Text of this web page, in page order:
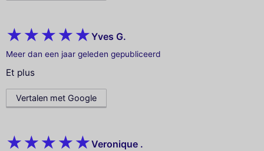
Yves G.
Meer dan een jaar geleden gepubliceerd
Et plus
Vertalen met Google
Veronique .